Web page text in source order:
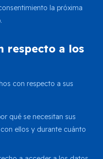
la próxima
respecto a los
con respecto a sus
qué se necesitan sus
ellos y durante cuánto